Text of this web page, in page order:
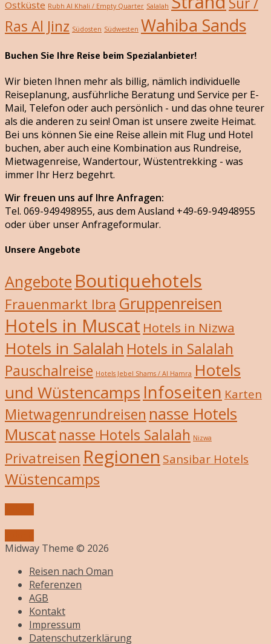
Ostküste Rubh Al Khali / Empty Quarter Salalah
Ras Al Jinz Südosten Südwesten Wahiba Sands
Buchen Sie Ihre Reise beim Spezialanbieter!
Wir bieten Ihnen mehr als billig, nämlich individuelle
Reiseplanung, ausführliche Beratung und Service per E-
Mail, Telefon oder auch persönlich - und das ohne teurer
als die anderen zu sein! Oman ist unsere zweite Heimat.
Bei uns können Sie eine Reise allein mit Flug und Hotel
buchen, aber auch eine Kombination aus Rundreise,
Mietwagenreise, Wandertour, Wüstentrekking - was
immer Ihr Herz begehrt.
Wir freuen uns auf Ihre Anfragen:
Tel. 069-949498955, aus dem Ausland +49-69-94948955
oder über unser Anfrageformular.
Unsere Angebote
Angebote Boutiquehotels
Frauenmarkt Ibra Gruppenreisen
Hotels in Muscat Hotels in Nizwa
Hotels in Salalah Hotels in Salalah
Pauschalreise Hotels Jebel Shams / Al Hamra Hotels
und Wüstencamps Infoseiten Karten
Mietwagenrundreisen nasse Hotels
Muscat nasse Hotels Salalah Nizwa
Privatreisen Regionen Sansibar Hotels
Wüstencamps
Midway Theme © 2026
Reisen nach Oman
Referenzen
AGB
Kontakt
Impressum
Datenschutzerklärung